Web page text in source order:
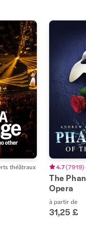
théâtraux 4.7(7 919)
The
Opera
à partir de
31,25 £